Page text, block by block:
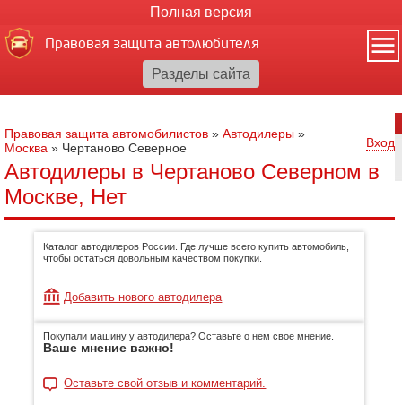
Полная версия
Правовая защита автолюбителя
Правовая защита автомобилистов » Автодилеры »
Москва » Чертаново Северное Вход
Автодилеры в Чертаново Северном в
Москве, Нет
Каталог автодилеров России. Где лучше всего купить автомобиль,
чтобы остаться довольным качеством покупки.
Добавить нового автодилера
Покупали машину у автодилера? Оставьте о нем свое мнение.
Ваше мнение важно!
Оставьте свой отзыв и комментарий.